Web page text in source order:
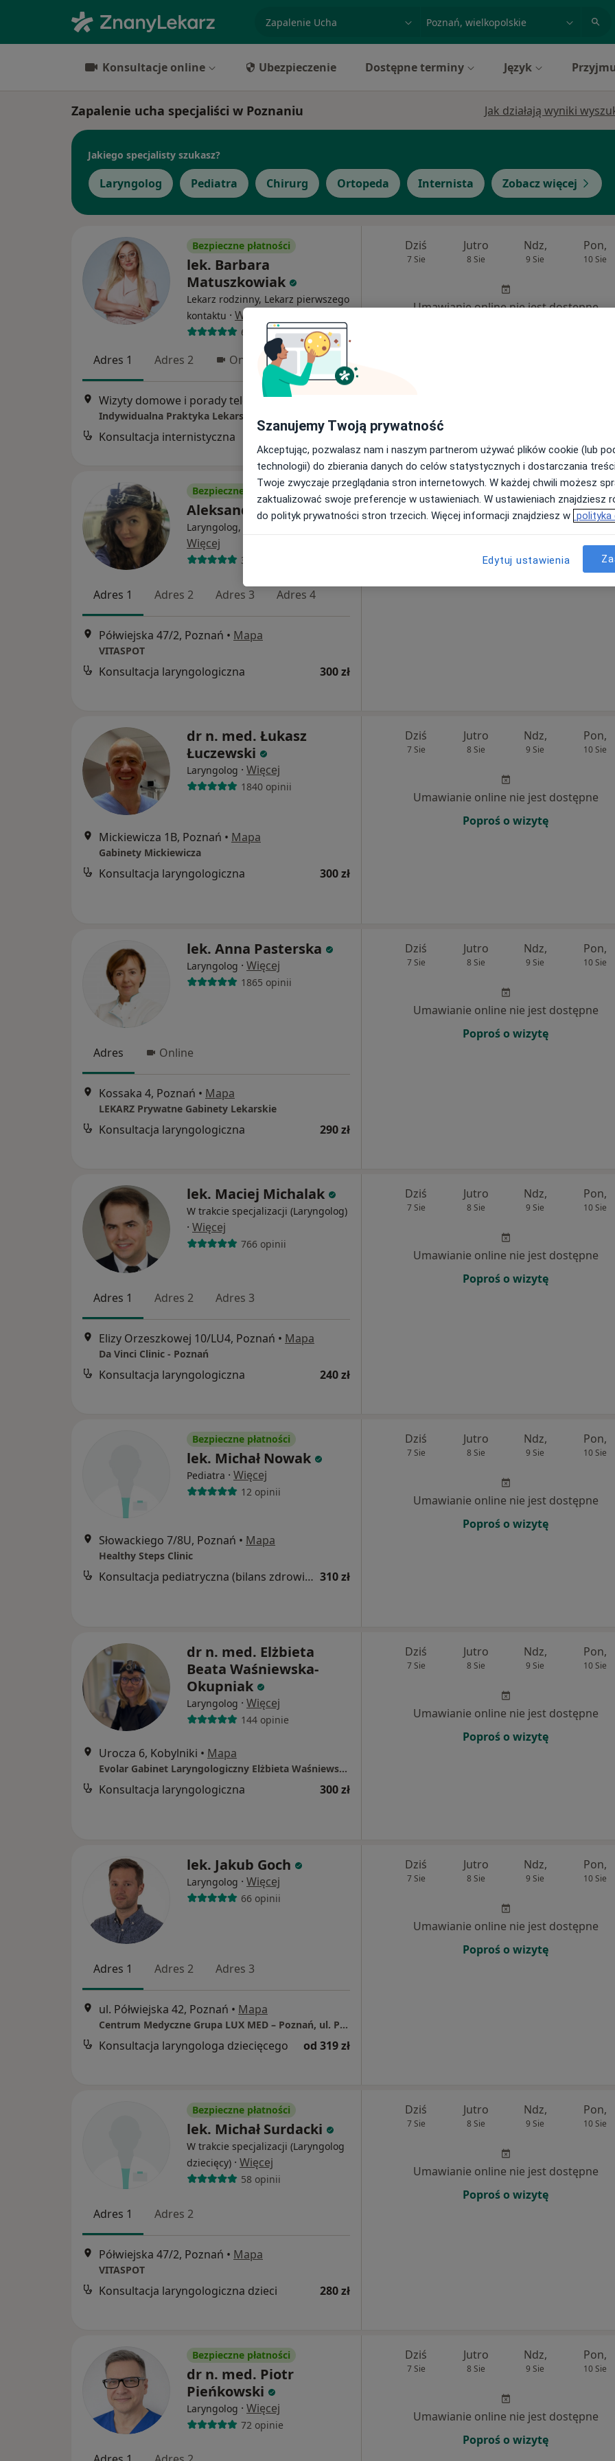
miasto lub dzielnica
Konsultacje online Ubezpieczenie Dostępne terminy Język
Zapalenie ucha specjaliści w Poznaniu Jak działają wyniki
Jakiego specjalisty szukasz?
Laryngolog Pediatra Chirurg Ortopeda Internista Zobacz więcej
Bezpieczne płatności
lek. Barbara
Matuszkowiak
Lekarz rodzinny, Lekarz pierwszego
kontaktu · Więcej
608 opinii
Adres 1 Adres 2 Online 1 Online 2
Indywidualna Praktyka Lekarska
Konsultacja internistyczna 159 zł
Dziś
7 Sie
Jutro
8 Sie
Ndz,
9 Sie
Pon,
10 Sie
Umawianie online nie jest dostępne
Bezpieczne płatności
Aleksandra Trzcińska
Laryngolog, Laryngolog dziecięcy
Więcej
316 opinii
Adres 1 Adres 2 Adres 3 Adres 4
Półwiejska 47/2, Poznań • Mapa
VITASPOT
Konsultacja laryngologiczna 300 zł
Dziś
7 Sie
Jutro
8 Sie
Ndz,
9 Sie
Pon,
10 Sie
dr n. med. Łukasz
Łuczewski
Laryngolog · Więcej
1840 opinii
Mickiewicza 1B, Poznań • Mapa
Gabinety Mickiewicza
Konsultacja laryngologiczna 300 zł
Dziś
7 Sie
Jutro
8 Sie
Ndz,
9 Sie
Pon,
10 Sie
Umawianie online nie jest dostępne
Poproś o wizytę
lek. Anna Pasterska
Laryngolog · Więcej
1865 opinii
Adres Online
Kossaka 4, Poznań • Mapa
LEKARZ Prywatne Gabinety Lekarskie
Konsultacja laryngologiczna 290 zł
Dziś
7 Sie
Jutro
8 Sie
Ndz,
9 Sie
Pon,
10 Sie
Umawianie online nie jest dostępne
Poproś o wizytę
lek. Maciej Michalak
W trakcie specjalizacji (Laryngolog)
· Więcej
766 opinii
Adres 1 Adres 2 Adres 3
Elizy Orzeszkowej 10/LU4, Poznań • Mapa
Da Vinci Clinic - Poznań
Konsultacja laryngologiczna 240 zł
Dziś
7 Sie
Jutro
8 Sie
Ndz,
9 Sie
Pon,
10 Sie
Umawianie online nie jest dostępne
Poproś o wizytę
Bezpieczne płatności
lek. Michał Nowak
Pediatra · Więcej
12 opinii
Słowackiego 7/8U, Poznań • Mapa
Healthy Steps Clinic
Konsultacja pediatryczna (bilans zdrowia dziecka) 310 zł
Dziś
7 Sie
Jutro
8 Sie
Ndz,
9 Sie
Pon,
10 Sie
Umawianie online nie jest dostępne
Poproś o wizytę
dr n. med. Elżbieta
Beata Waśniewska-
Okupniak
Laryngolog · Więcej
144 opinie
Urocza 6, Kobylniki • Mapa
Evolar Gabinet Laryngologiczny Elżbieta Waśniewska-Okupniak
Konsultacja laryngologiczna 300 zł
Dziś
7 Sie
Jutro
8 Sie
Ndz,
9 Sie
Pon,
10 Sie
Umawianie online nie jest dostępne
Poproś o wizytę
lek. Jakub Goch
Laryngolog · Więcej
66 opinii
Adres 1 Adres 2 Adres 3
ul. Półwiejska 42, Poznań • Mapa
Centrum Medyczne Grupa LUX MED – Poznań, ul. Półwiejska 42
Konsultacja laryngologa dziecięcego od 319 zł
Dziś
7 Sie
Jutro
8 Sie
Ndz,
9 Sie
Pon,
10 Sie
Umawianie online nie jest dostępne
Poproś o wizytę
Bezpieczne płatności
lek. Michał Surdacki
W trakcie specjalizacji (Laryngolog
dziecięcy) · Więcej
58 opinii
Adres 1 Adres 2
Półwiejska 47/2, Poznań • Mapa
VITASPOT
Konsultacja laryngologiczna dzieci 280 zł
Dziś
7 Sie
Jutro
8 Sie
Ndz,
9 Sie
Pon,
10 Sie
Umawianie online nie jest dostępne
Poproś o wizytę
Bezpieczne płatności
dr n. med. Piotr
Pieńkowski
Laryngolog · Więcej
72 opinie
Dziś
7 Sie
Jutro
8 Sie
Ndz,
9 Sie
Pon,
10 Sie
Umawianie online nie jest dostępne
Poproś o wizytę
Szanujemy Twoją prywatność
Akceptując, pozwalasz nam i naszym partnerom używać plików cookie (lub
technologii) do zbierania danych do celów statystycznych i dostarczania
Twoje zwyczaje przeglądania stron internetowych. W każdej chwili możesz
zaktualizować swoje preferencje w ustawieniach. W ustawieniach znajdziesz
do polityk prywatności stron trzecich. Więcej informacji znajdziesz w polityka
Edytuj ustawienia